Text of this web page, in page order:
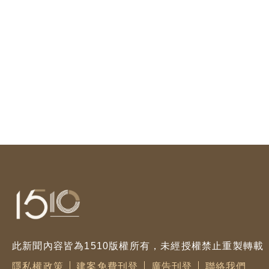
此新聞內容皆為1510版權所有，未經授權禁止重製轉載
隱私權政策
建案免費刊登 廣告刊登 聯絡我們